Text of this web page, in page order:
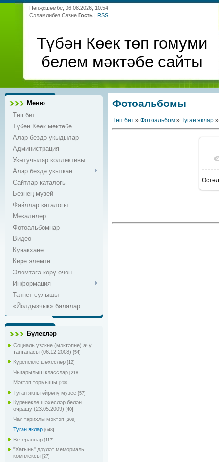
Пәнҗешәмбе, 06.08.2026, 10:54
Сәламлибез Сезне Гость | RSS
Түбән Көек төп гомуми
белем мәктәбе сайты
Меню
Төп бит
Түбән Көек мәктәбе
Алар бездә укыдылар
Администрация
Укытучылар коллективы
Алар бездә укыткан
Сайтлар каталогы
Безнең музей
Файллар каталогы
Мәкаләләр
Фотоальбомнар
Видео
Кунакханә
Кире элемтә
Элемтәгә керү өчен
Информация
Татнет сулышы
«Йолдызчык» балалар ...
Бүлекләр
Социаль үзәкне (мәктәпне) ачу
тантанасы (06.12.2008) [54]
Күренекле шәхесләр [12]
Чыгарылыш класслар [218]
Мәктәп тормышы [200]
Туган якны өйрәнү музее [57]
Күренекле шәхесләр белән
очрашу (23.05.2009) [40]
Чал тарихлы мәктәп [209]
Туган яклар [648]
Ветераннар [117]
"Хатынь" дәүләт мемориаль
комплексы [27]
Фотоальбомы
Төп бит » Фотоальбом » Туган яклар »